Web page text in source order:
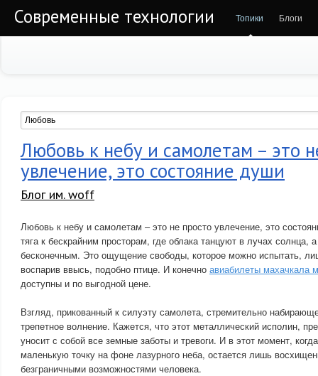
Современные технологии Топики Блоги
Любовь к небу и самолетам – это
увлечение, это состояние души
Блог им. woff
Любовь к небу и самолетам – это не просто увлечение, это
тяга к бескрайним просторам, где облака танцуют в лучах солнца,
бесконечным. Это ощущение свободы, которое можно испытать,
воспарив ввысь, подобно птице. И конечно авиабилеты махачкала
доступны и по выгодной цене.
Взгляд, прикованный к силуэту самолета, стремительно
трепетное волнение. Кажется, что этот металлический исполин,
уносит с собой все земные заботы и тревоги. И в этот момент,
маленькую точку на фоне лазурного неба, остается лишь
безграничными возможностями человека.